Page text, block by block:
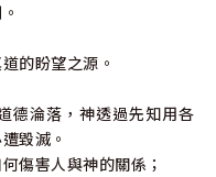
的盼望之源。
德淪落，神透過先知用各
毀滅。
傷害人與神的關係；